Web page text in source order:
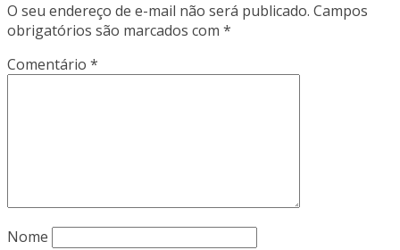
O seu endereço de e-mail não será publicado. Campos
obrigatórios são marcados com *
Comentário *
Nome